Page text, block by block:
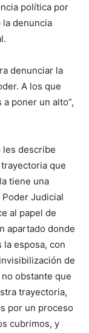
política por
denuncia
denunciar la
A los que
poner un alto”,
les describe
que
tiene una
Judicial
al papel de
apartado donde
la esposa, con
de
obstante que
trayectoria,
por un proceso
cubrimos, y